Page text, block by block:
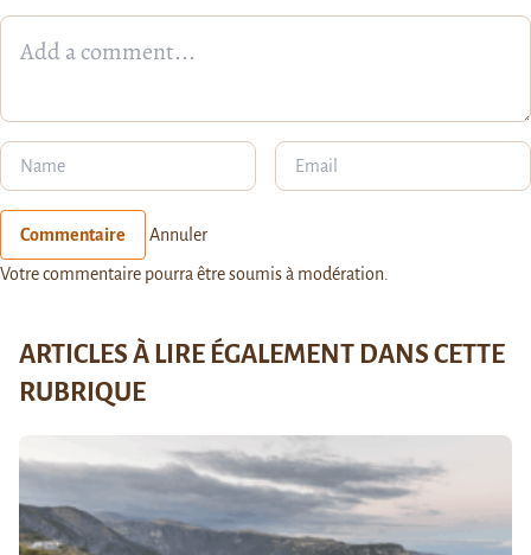
Commentaire Annuler
Votre commentaire pourra être soumis à modération.
ARTICLES À LIRE ÉGALEMENT DANS CETTE
RUBRIQUE